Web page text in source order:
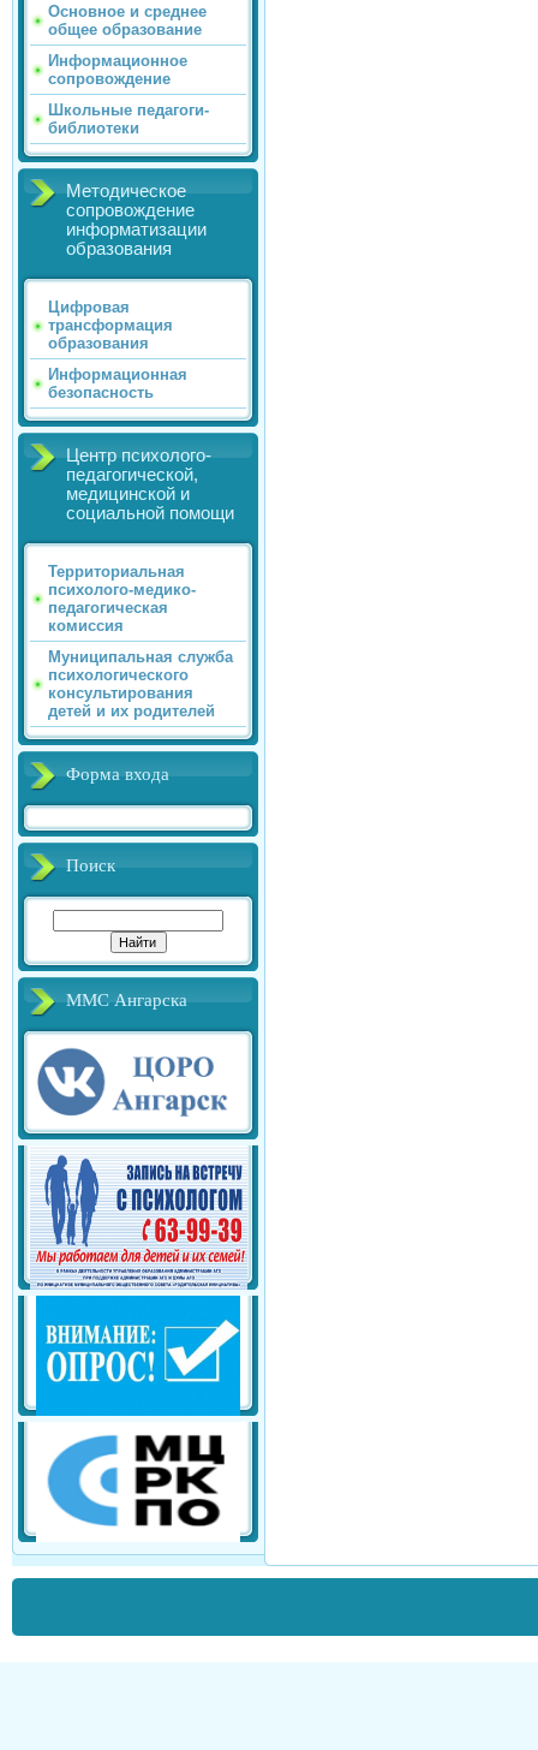
Основное и среднее
общее образование
Информационное
сопровождение
Школьные педагоги-
библиотеки
Методическое
сопровождение
информатизации
образования
Цифровая
трансформация
образования
Информационная
безопасность
Центр психолого-
педагогической,
медицинской и
социальной помощи
Территориальная
психолого-медико-
педагогическая
комиссия
Муниципальная служба
психологического
консультирования
детей и их родителей
Форма входа
Поиск
ММС Ангарска